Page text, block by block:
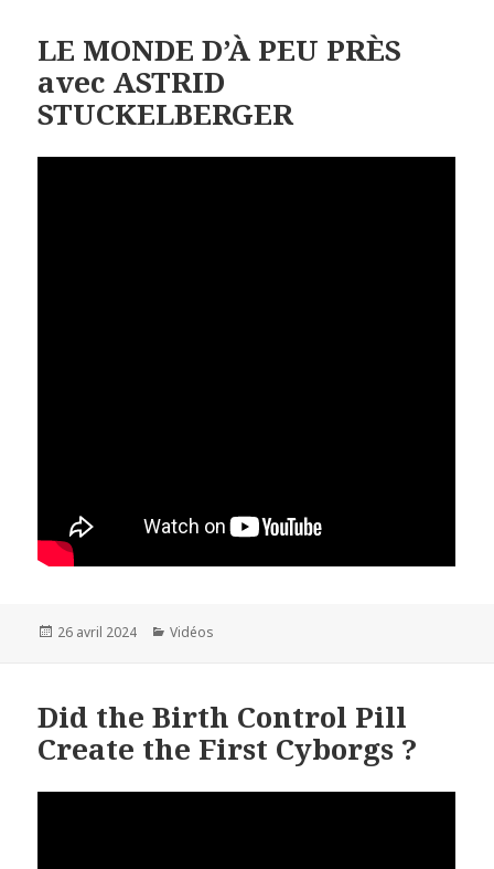
LE MONDE D’À PEU PRÈS
avec ASTRID
STUCKELBERGER
Publié
26 avril 2024 Catégories
Vidéos
Did the Birth Control Pill
Create the First Cyborgs ?